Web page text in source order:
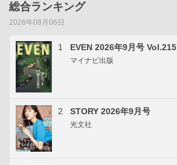
総合ランキング
2026年08月06日
1 EVEN 2026年9月号 Vol.215
マイナビ出版
2 STORY 2026年9月号
光文社